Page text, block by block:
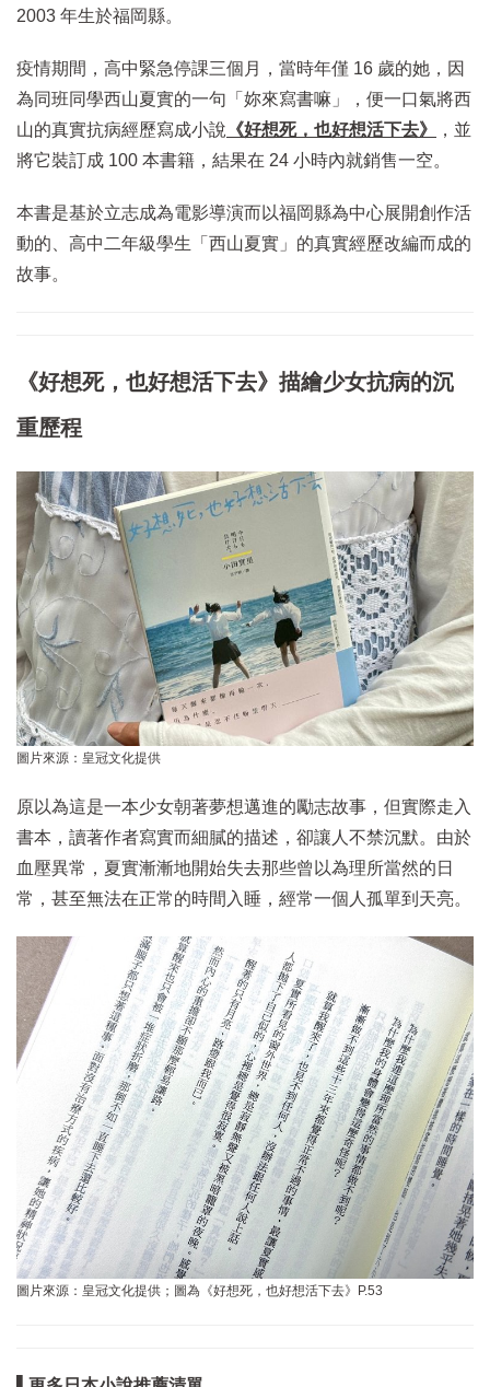
2003 年生於福岡縣。
疫情期間，高中緊急停課三個月，當時年僅 16 歲的她，因
為同班同學西山夏實的一句「妳來寫書嘛」，便一口氣將西
山的真實抗病經歷寫成小說 《好想死，也好想活下去》
，並
將它裝訂成 100 本書籍，結果在 24 小時內就銷售一空。
本書是基於立志成為電影導演而以福岡縣為中心展開創作活
動的、高中二年級學生「西山夏實」的真實經歷改編而成的
故事。
《好想死，也好想活下去》描繪少女抗病的沉
重歷程
圖片來源：皇冠文化提供
原以為這是一本少女朝著夢想邁進的勵志故事，但實際走入
書本，讀著作者寫實而細膩的描述，卻讓人不禁沉默。由於
血壓異常，夏實漸漸地開始失去那些曾以為理所當然的日
常，甚至無法在正常的時間入睡，經常一個人孤單到天亮。
圖片來源：皇冠文化提供；圖為《好想死，也好想活下去》P.53